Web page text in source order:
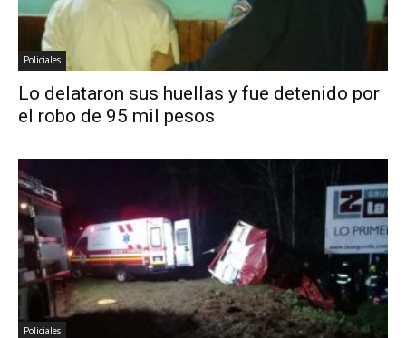
Policiales
Lo delataron sus huellas y fue detenido por
el robo de 95 mil pesos
Policiales